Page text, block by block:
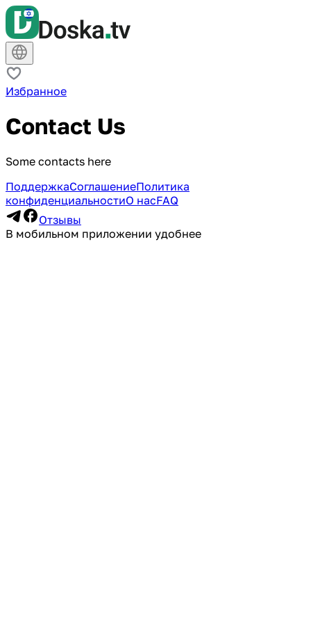
Избранное
Contact Us
Some contacts here
ПоддержкаСоглашениеПолитика
конфиденциальностиО насFAQ
Отзывы
В мобильном приложении удобнее